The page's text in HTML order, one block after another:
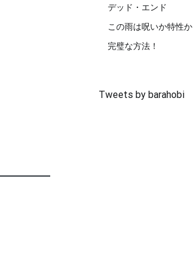
デッド・エンド
この雨は呪いか特性か
完璧な方法！
Tweets by barahobi